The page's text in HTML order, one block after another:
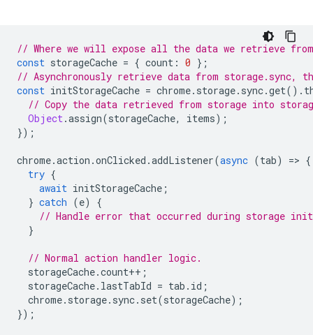
// Where we will expose all the data we retrieve
const storageCache = { count : 0 };
// Asynchronously retrieve data from storage.sync,
const initStorageCache = chrome. storage. sync.get().
// Copy the data retrieved from storage into
Object.assign(storageCache, items);
});
chrome.action .onClicked .addListener(async (tab) => {
try {
await initStorageCache ;
} catch (e)
{
// Handle error that occurred during storage
}
// Normal action handler logic.
storageCache.count++ ;
storageCache. lastTabId = tab . id ;
chrome. storage. sync. set(storageCache);
});